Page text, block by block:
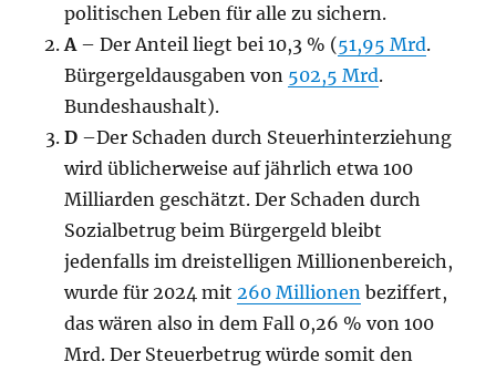
politischen Leben für alle zu sichern.
A – Der Anteil liegt bei 10,3 % (51,95 Mrd.
Bürgergeldausgaben von 502,5 Mrd.
Bundeshaushalt).
D –Der Schaden durch Steuerhinterziehung
wird üblicherweise auf jährlich etwa 100
Milliarden geschätzt. Der Schaden durch
Sozialbetrug beim Bürgergeld bleibt
jedenfalls im dreistelligen Millionenbereich,
wurde für 2024 mit 260 Millionen beziffert,
das wären also in dem Fall 0,26 % von 100
Mrd. Der Steuerbetrug würde somit den